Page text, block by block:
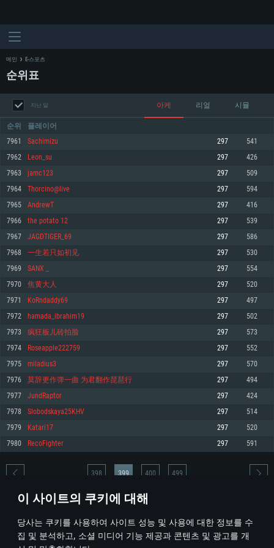
이 사이트의 쿠키에 대해
당사는 쿠키를 사용하여 사이트 성능 및 사용에 대한 정보를 수
집 및 분석하고, 소셜 미디어 기능 제공과 콘텐츠 및 광고를 개
최소사양
운영체제: Windows 10 (64 bit)
프로세서: 2.2 GHz 듀얼코어 이상
메모리: 4GB
그래픽 카드: DirectX 11 이상을 지원하는 AMD Radeon 77XX / NVIDIA
GeForce GT 660. 최소 사양 해상도: 720p
네트워크: 브로드밴드 인터넷
여유 저장 공간: 22.1 GB (최소 클라이언트)
권장 사양
570 혹은 그 이상
여유 저장 공간: 62.2 GB (전체 클라이언트)
최소사양
운영체제: Mac OS Big Sur 11.0
프로세서: 최소 2.2 GHz의 Core i5 (Intel Xeon 은 지원하지 않습니다)
메모리: 6 GB
그래픽 카드: Metal 을 지원하는 Intel Iris Pro 5200 (Mac), 혹은 이와 비슷한 성
능을 가지는 Mac 버전의 AMD/Nvidia. 최소 해상도: 720p
네트워크: 브로드밴드 인터넷
여유 저장 공간: 22.1 GB (최소 클라이언트)
권장 사양
네트워크: 브로드밴드 인터넷
여유 저장 공간: 62.2 GB (전체 클라이언트)
최소사양
운영체제: 64bit Linux 중 최신 버전
프로세서: 2.4 GHz 듀얼코어
메모리: 4 GB
그래픽 카드: Vulkan 을 지원하고, 최신 그래픽 드라이버를 지원하는 NVIDIA
660 (6개월 미만) 혹은 그와 동급의 성능을 가지며 최신 그래픽 드라이버를 지
원하는 AMD (6개월 미만; 최소사양 지원 해상도 720p)
네트워크: 브로드밴드 인터넷
여유 저장 공간: 22.1 GB (최소 클라이언트)
권장 사양
운영체제: Ubuntu 20.04 64bit
프로세서: Intel Core i7
메모리: 16 GB
그래픽 카드: Vulkan 을 지원하고, 최신 그래픽 드라이버를 지원하는 NVIDIA
1060 (6개월 미만) 혹은 그와 동급의 성능을 가지며 최신 그래픽 드라이버를
지원하는 AMD RX 570 (6개월 미만; 최소사양 지원 해상도 720p) 이상
여유 저장 공간: 62.2 GB (전체 클라이언트)
메인 E-스포츠
순위표
지난 달 아케 리얼 시뮬
순위 플레이어
7961 Sachimizu 297 541
7962 Leon_su 297 426
7963 jamc123 297 509
7964 Thorcino@live 297 594
7965 AndrewT 297 416
7966 the potato 12 297 539
7967 JAGDTIGER_69 297 586
7968 一生若只如初见 297 530
7969 SANX _ 297 554
7970 焦黄大人 297 520
7971 KoRndaddy69 297 497
7972 hamada_ibrahim19 297 502
7973 疯狂板儿砖拍脸 297 573
7974 Roseapple222759 297 552
7975 miladius3 297 570
7976 莫辞更作弹一曲 为君翻作琵琶行 297 494
7977 JundRaptor 297 424
7978 Slobodskaya25KHV 297 514
7979 Katari17 297 520
7980 RecoFighter 297 591
* 순위표는 매일 1회 갱신됩니다
398 399 400 499